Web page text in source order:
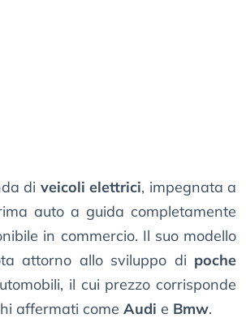
di veicoli elettrici, impegnata a
auto a guida completamente
in commercio. Il suo modello
attorno allo sviluppo di poche
il cui prezzo corrisponde
affermati come Audi e Bmw.